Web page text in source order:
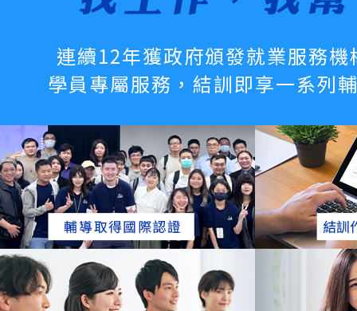
連續12年獲政府頒發就業服務
學員專屬服務，結訓即享一系列